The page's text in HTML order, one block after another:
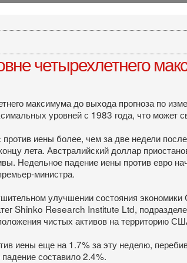
четырехлетнего
максимума до выхода прогноза по
уровней с 1983 года, что может
иены более, чем за две недели
лета. Австралийский доллар
Недельное падение иены против евро
министра.
улучшении состояния
Shinko Research Institute Ltd,
чистых активов на территорию
иены еще на 1.7% за эту неделю,
составило 2.4%.